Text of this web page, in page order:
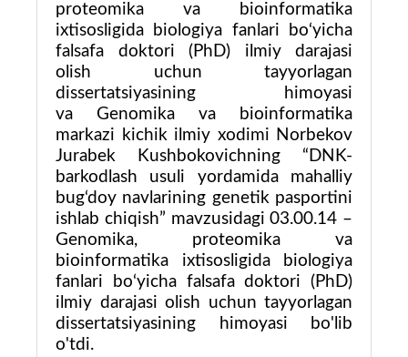
proteomika va bioinformatika
ixtisosligida biologiya fanlari bo‘yicha
falsafa doktori (PhD) ilmiy darajasi
olish uchun tayyorlagan
dissertatsiyasining himoyasi
va Genomika va bioinformatika
markazi kichik ilmiy xodimi Norbekov
Jurabek Kushbokovichning “DNK-
barkodlash usuli yordamida mahalliy
bug‘doy navlarining genetik pasportini
ishlab chiqish” mavzusidagi 03.00.14 –
Genomika, proteomika va
bioinformatika ixtisosligida biologiya
fanlari bo‘yicha falsafa doktori (PhD)
ilmiy darajasi olish uchun tayyorlagan
dissertatsiyasining himoyasi bo'lib
o'tdi.